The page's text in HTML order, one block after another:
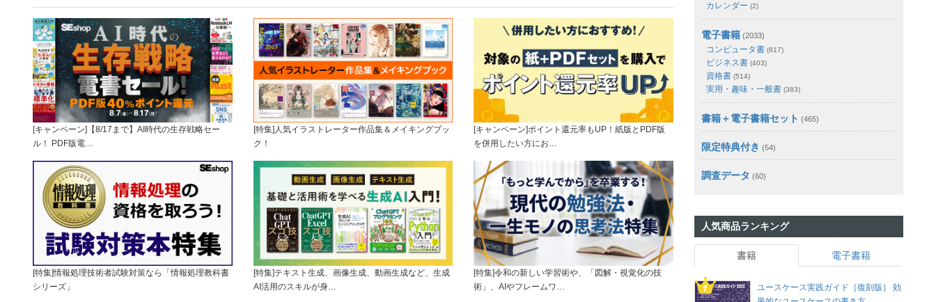
[キャンペーン]【8/17まで】AI時代の生存戦略セー
ル！ PDF版電…
[特集]人気イラストレーター作品集＆メイキングブッ
ク！
[キャンペーン]ポイント還元率もUP！紙版とPDF版
を併用したい方にお…
[特集]情報処理技術者試験対策なら「情報処理教科書
シリーズ」
[特集]テキスト生成、画像生成、動画生成など、生成
AI活用のスキルが身…
[特集]令和の新しい学習術や、「図解・視覚化の技
術」、AIやフレームワ…
カレンダー (2)
電子書籍 (2033)
コンピュータ書 (817)
ビジネス書 (403)
資格書 (514)
実用・趣味・一般書 (383)
書籍＋電子書籍セット (465)
限定特典付き (54)
調査データ (60)
人気商品ランキング
書籍 電子書籍
ユースケース実践ガイド［復刻版］ 効